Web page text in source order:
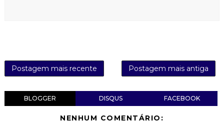
Postagem mais recente Postagem mais antiga
BLOGGER DISQUS FACEBOOK
NENHUM COMENTÁRIO: